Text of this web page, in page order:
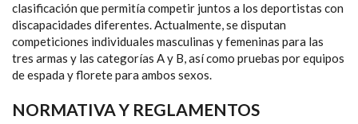
clasificación que permitía competir juntos a los deportistas con
discapacidades diferentes. Actualmente, se disputan
competiciones individuales masculinas y femeninas para las
tres armas y las categorías A y B, así como pruebas por equipos
de espada y florete para ambos sexos.
NORMATIVA Y REGLAMENTOS